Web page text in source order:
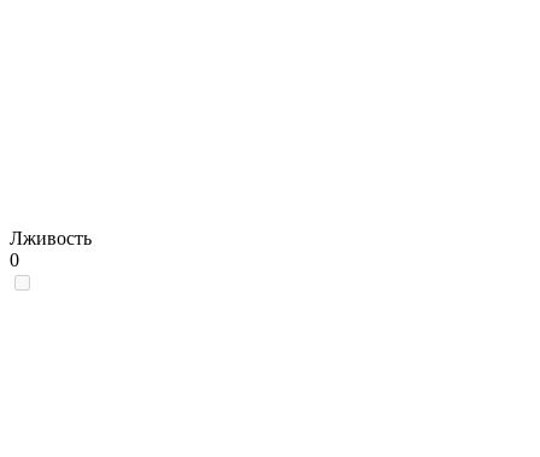
Лживость
0